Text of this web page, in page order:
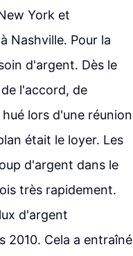
York et
Nashville. Pour la
d'argent. Dès le
l'accord, de
lors d'une réunion
était le loyer. Les
d'argent dans le
très rapidement.
d'argent
2010. Cela a entraîné